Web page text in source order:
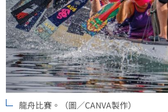
龍舟比賽。（圖／CANVA製作）